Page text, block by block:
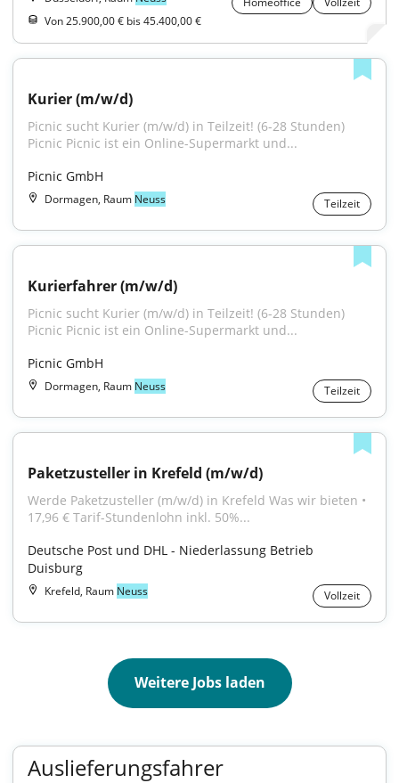
Von 25.900,00 € bis 45.400,00 €
Kurier (m/w/d)
Picnic sucht Kurier (m/w/d) in Teilzeit! (6-28 Stunden)
Picnic Picnic ist ein Online-Supermarkt und...
Picnic GmbH
Dormagen, Raum Neuss Teilzeit
Kurierfahrer (m/w/d)
Picnic sucht Kurier (m/w/d) in Teilzeit! (6-28 Stunden)
Picnic Picnic ist ein Online-Supermarkt und...
Picnic GmbH
Dormagen, Raum Neuss Teilzeit
Paketzusteller in Krefeld (m/w/d)
Werde Paketzusteller (m/w/d) in Krefeld Was wir bieten •
17,96 € Tarif-Stundenlohn inkl. 50%...
Deutsche Post und DHL - Niederlassung Betrieb
Duisburg
Krefeld, Raum Neuss Vollzeit
Weitere Jobs laden
Auslieferungsfahrer